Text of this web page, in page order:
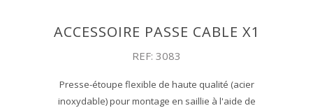
ACCESSOIRE PASSE CABLE X1
REF: 3083
Presse-étoupe flexible de haute qualité (acier
inoxydable) pour montage en saillie à l'aide de